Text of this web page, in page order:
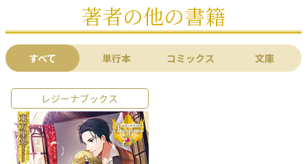
著者の他の書籍
すべて 単行本 コミックス 文庫
レジーナブックス